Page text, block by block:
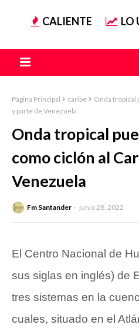
CALIENTE LO
Página Principal caribe
Onda tropical
y parte de Venezuela
Onda tropical
como ciclón al
Venezuela
Fm Santander junio 28, 2022
El Centro Nacional de
sus siglas en inglés) de
tres sistemas en la
cuales, situado en el